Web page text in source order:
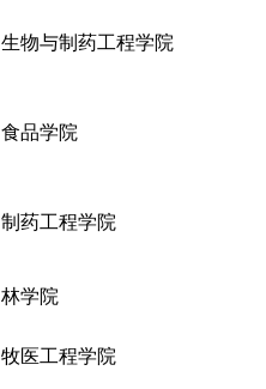
生物与制药工程学院
食品学院
制药工程学院
林学院
牧医工程学院